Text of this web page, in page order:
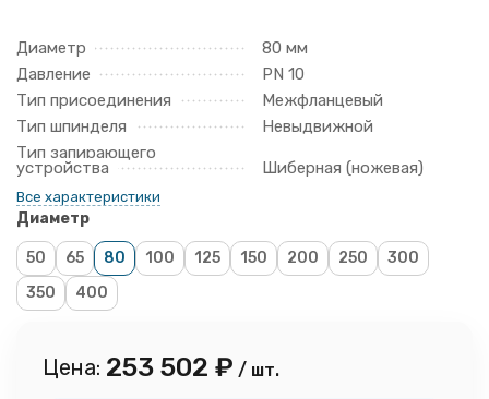
Диаметр
80 мм
Давление
PN 10
Тип присоединения
Межфланцевый
Тип шпинделя
Невыдвижной
Тип запирающего
устройства Шиберная (ножевая)
Все характеристики
Диаметр
50 65 80 100 125 150 200 250
300
350
400
Цена: 253 502 ₽ / шт.